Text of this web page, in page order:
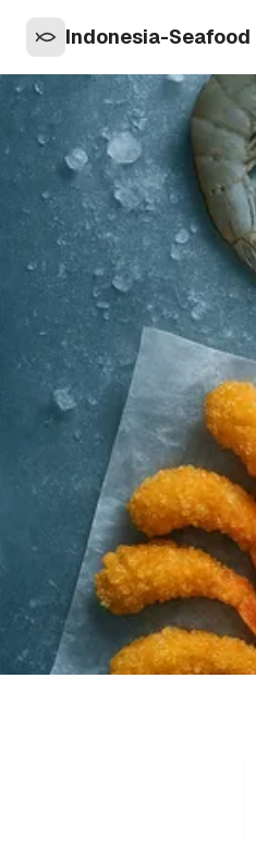
Indonesia-Seafood